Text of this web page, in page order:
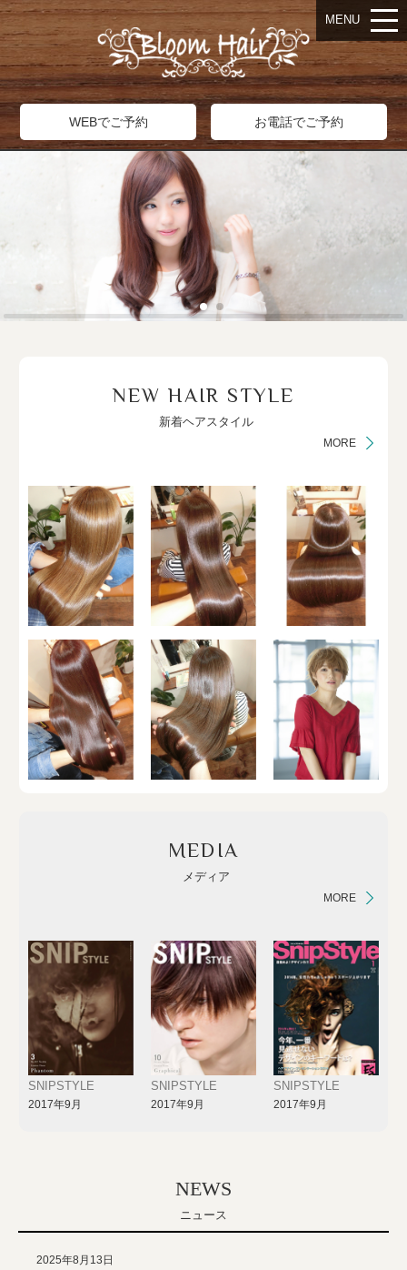
WEBでご予約 お電話でご予約
MENU
NEW HAIR STYLE
新着ヘアスタイル
MORE
MEDIA
メディア
MORE
SNIPSTYLE
2017年9月
SNIPSTYLE
2017年9月
SNIPSTYLE
2017年9月
NEWS
ニュース
2025年8月13日